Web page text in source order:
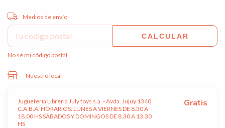
Entregas para el CP:
Medios de envío
CALCULAR
No sé mi código postal
Nuestro local
Jugueteria Libreria July toys s.a. - Avda. Jujuy 1340
C.A.B.A. HORARIOS: LUNES A VIERNES DE 8.30 A
18.00 HS SÁBADOS Y DOMINGOS DE 8.30 A 13.30
HS
Gratis